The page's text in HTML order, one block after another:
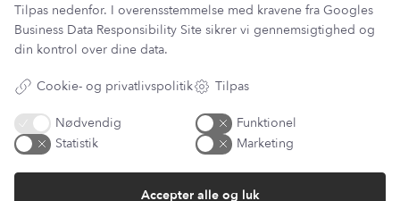
Min Konto
Lantz Univers
Handelsbetingelser
Returnering & ombytning
Om os
Sitemap
Tilpas nedenfor. I overensstemmelse med kravene fra Googles
Business Data Responsibility Site sikrer vi gennemsigtighed og
din kontrol over dine data.
Cookie- og privatlivspolitik Tilpas
Nødvendig
Funktionel
Statistik
Marketing
Accepter alle og luk